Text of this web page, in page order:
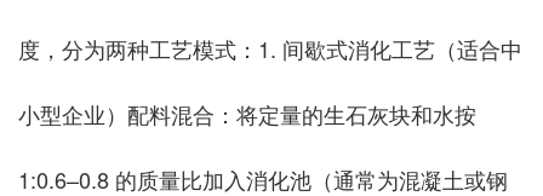
度，分为两种工艺模式：1. 间歇式消化工艺（适合中
小型企业）配料混合：将定量的生石灰块和水按
1:0.6–0.8 的质量比加入消化池（通常为混凝土或钢